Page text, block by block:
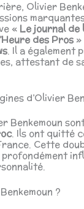
Olivier
« Le journal
des Pros»
. Il a également
attestant de
d’Olivier
Benkemoun
. Ils ont quitté
Cette
?